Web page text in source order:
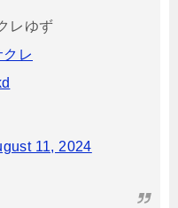
レゆず
クレ
11, 2024